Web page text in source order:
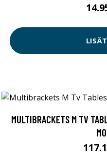
MULTIBRACKETS M TV